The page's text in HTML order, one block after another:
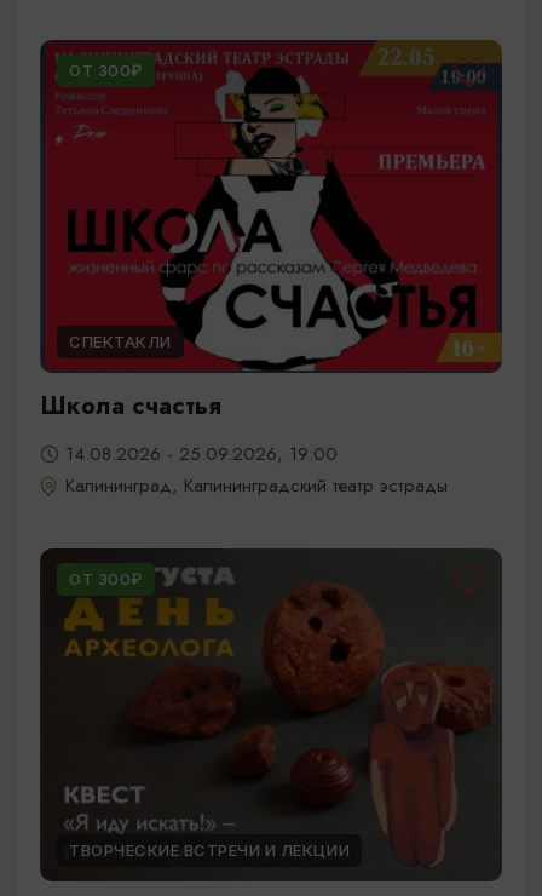
ОТ 300₽
СПЕКТАКЛИ
Школа счастья
14.08.2026 - 25.09.2026, 19:00
Калининград, Калининградский театр эстрады
ОТ 300₽
ТВОРЧЕСКИЕ ВСТРЕЧИ И ЛЕКЦИИ